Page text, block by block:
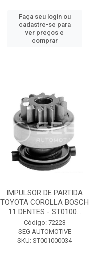
Faça seu login ou
cadastre-se para
ver preços e
comprar
IMPULSOR DE PARTIDA
TOYOTA COROLLA BOSCH
11 DENTES - ST0100...
Código: 72223
SEG AUTOMOTIVE
SKU: ST001000034